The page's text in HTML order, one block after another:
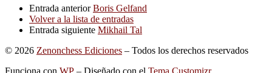
Entrada anterior Boris Gelfand
Volver a la lista de entradas
Entrada siguiente Mikhail Tal
© 2026 Zenonchess Ediciones – Todos los derechos reservados
Funciona con WP – Diseñado con el Tema Customizr